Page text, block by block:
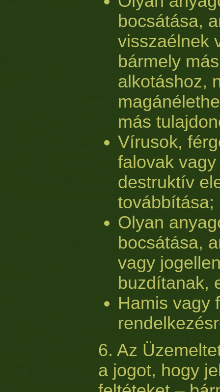
bocsátása,
visszaélnek
bármely
alkotáshoz,
más
Vírusok,
falovak
destruktív
továbbítása;
Olyan
bocsátása,
vagy
buzdítanak,
Hamis vagy
6. Az
a jogot, hogy